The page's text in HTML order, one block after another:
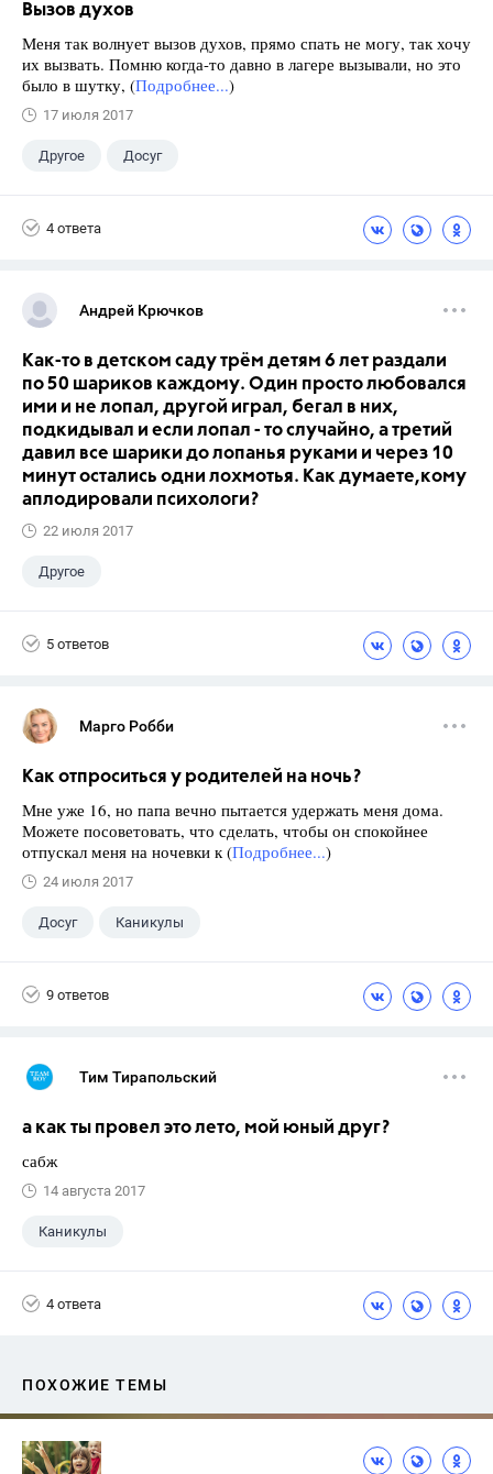
Вызов духов
Меня так волнует вызов духов, прямо спать не могу, так хочу
их вызвать. Помню когда-то давно в лагере вызывали, но это
было в шутку, (Подробнее...)
17 июля 2017
Другое Досуг
4 ответа
Андрей Крючков
Как-то в детском саду трём детям 6 лет раздали
по 50 шариков каждому. Один просто любовался
ими и не лопал, другой играл, бегал в них,
подкидывал и если лопал - то случайно, а третий
давил все шарики до лопанья руками и через 10
минут остались одни лохмотья. Как думаете,кому
аплодировали психологи?
22 июля 2017
Другое
5 ответов
Марго Робби
Как отпроситься у родителей на ночь?
Мне уже 16, но папа вечно пытается удержать меня дома.
Можете посоветовать, что сделать, чтобы он спокойнее
отпускал меня на ночевки к (Подробнее...)
24 июля 2017
Досуг Каникулы
9 ответов
Тим Тирапольский
а как ты провел это лето, мой юный друг?
сабж
14 августа 2017
Каникулы
4 ответа
ПОХОЖИЕ ТЕМЫ